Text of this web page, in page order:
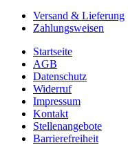
Versand & Lieferung
Zahlungsweisen
Startseite
AGB
Datenschutz
Widerruf
Impressum
Kontakt
Stellenangebote
Barrierefreiheit